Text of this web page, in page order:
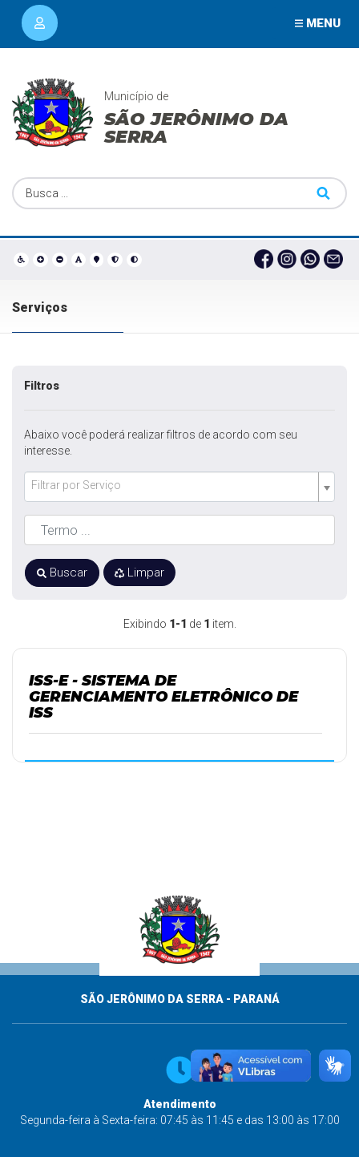
MENU
Município de
SÃO JERÔNIMO DA
SERRA
Serviços
Exibindo 1-1 de 1 item.
ISS-E - SISTEMA DE
GERENCIAMENTO ELETRÔNICO DE
ISS
Filtros
Abaixo você poderá realizar filtros de acordo com seu
interesse.
Filtrar por Serviço
Buscar Limpar
SÃO JERÔNIMO DA SERRA - PARANÁ
Atendimento
Segunda-feira à Sexta-feira: 07:45 às 11:45 e das 13:00 às 17:00